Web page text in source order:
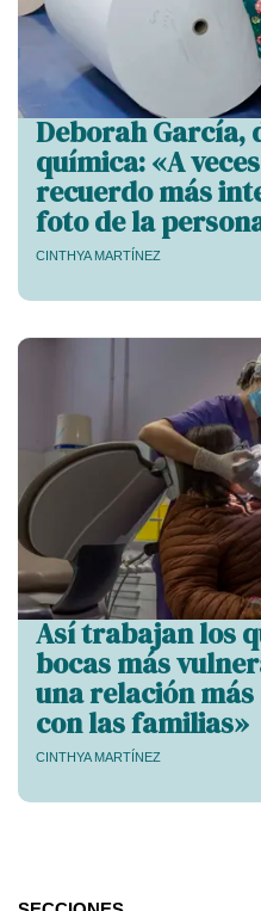
Deborah García,
química: «A
recuerdo más
foto de la
CINTHYA MARTÍNEZ
Así trabajan los
bocas más
una relación
con las familias»
CINTHYA MARTÍNEZ